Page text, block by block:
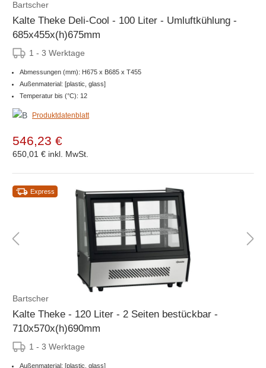
Bartscher
Kalte Theke Deli-Cool - 100 Liter - Umluftkühlung -
685x455x(h)675mm
1 - 3 Werktage
Abmessungen (mm): H675 x B685 x T455
Außenmaterial: [plastic, glass]
Temperatur bis (°C): 12
Produktdatenblatt
546,23 €
650,01 € inkl. MwSt.
Express
Bartscher
Kalte Theke - 120 Liter - 2 Seiten bestückbar -
710x570x(h)690mm
1 - 3 Werktage
Außenmaterial: [plastic, glass]